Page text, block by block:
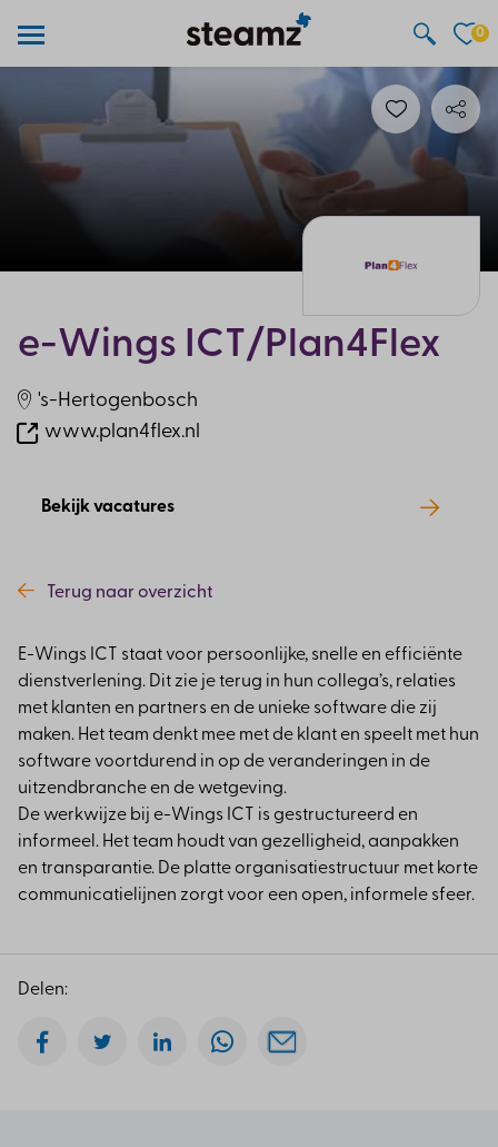
0
e-Wings ICT/Plan4Flex
's-Hertogenbosch
www.plan4flex.nl
Bekijk vacatures
Terug naar overzicht
E-Wings ICT staat voor persoonlijke, snelle en efficiënte
dienstverlening. Dit zie je terug in hun collega’s, relaties
met klanten en partners en de unieke software die zij
maken. Het team denkt mee met de klant en speelt met hun
software voortdurend in op de veranderingen in de
uitzendbranche en de wetgeving.
De werkwijze bij e-Wings ICT is gestructureerd en
informeel. Het team houdt van gezelligheid, aanpakken
en transparantie. De platte organisatiestructuur met korte
communicatielijnen zorgt voor een open, informele sfeer.
Delen: